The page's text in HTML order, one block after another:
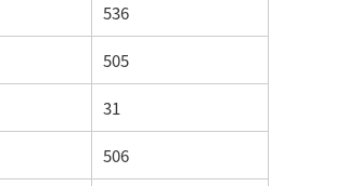
536
505
31
506